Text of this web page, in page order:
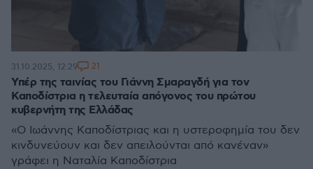
Υπέρ της ταινίας του Γιάννη Σμαραγδή για τον
Καποδίστρια η τελευταία απόγονος του πρώτου
κυβερνήτη της Ελλάδας
«Ο Ιωάννης Καποδίστριας και η υστεροφημία του δεν
κινδυνεύουν και δεν απειλούνται από κανέναν»
γράφει η Ναταλία Καποδίστρια
31.10.2025, 12:29 21